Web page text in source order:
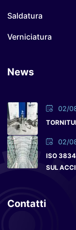
Saldatura
Verniciatura
News
02/
02/
ISO 3834
SUL
Contatti